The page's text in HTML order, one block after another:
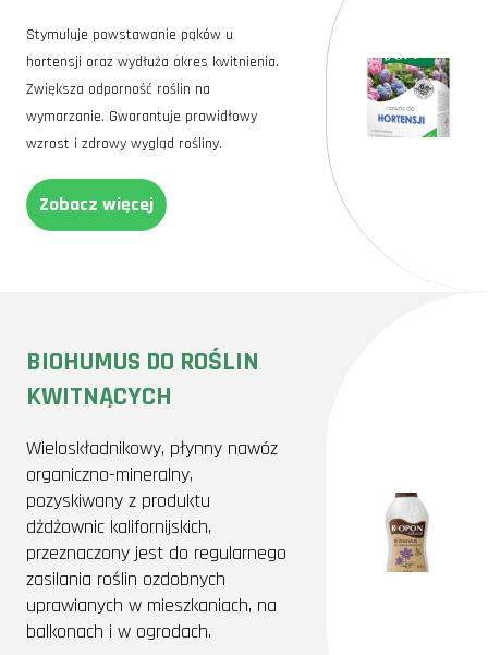
Stymuluje powstawanie pąków u
hortensji oraz wydłuża okres kwitnienia.
Zwiększa odporność roślin na
wymarzanie. Gwarantuje prawidłowy
wzrost i zdrowy wygląd rośliny.
Zobacz więcej
BIOHUMUS DO ROŚLIN
KWITNĄCYCH
Wieloskładnikowy, płynny nawóz
organiczno-mineralny,
pozyskiwany z produktu
dżdżownic kalifornijskich,
przeznaczony jest do regularnego
zasilania roślin ozdobnych
uprawianych w mieszkaniach, na
balkonach i w ogrodach.